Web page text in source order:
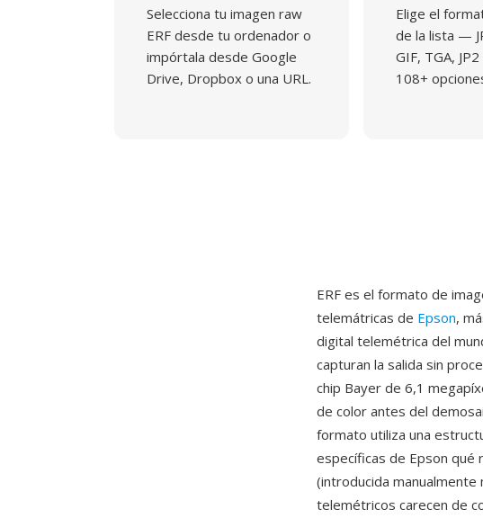
Selecciona tu imagen raw
ERF desde tu ordenador o
impórtala desde Google
Drive, Dropbox o una URL.
Elige el
de la lista —
GIF, TGA,
108+
ERF es el formato de
telemátricas de Epson,
digital telemétrica del
capturan la salida sin
chip Bayer de 6,1
de color antes del
formato utiliza una
específicas de Epson
(introducida
telemétricos carecen de